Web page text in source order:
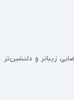
زیباتر و دلنشین‌تر